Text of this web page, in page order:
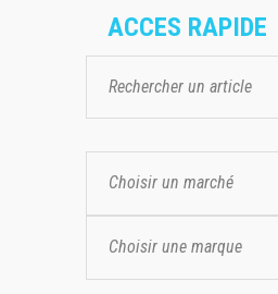
ACCES RAPIDE
Choisir un marché
Choisir une marque